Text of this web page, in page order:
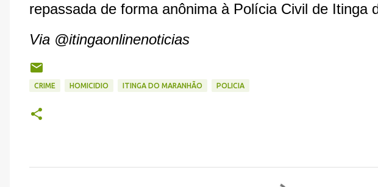
repassada de forma anônima à Polícia Civil de Itinga
Via @itingaonlinenoticias
CRIME HOMICIDIO ITINGA DO MARANHÃO POLICIA